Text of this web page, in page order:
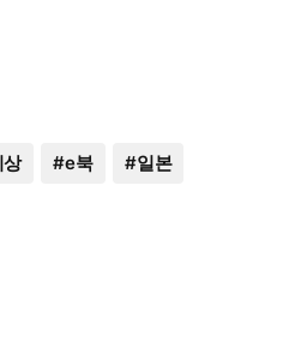
상 #e북 #일본